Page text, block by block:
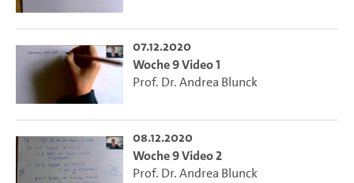
07.12.2020
Woche 9 Video 1
Prof. Dr. Andrea Blunck
08.12.2020
Woche 9 Video 2
Prof. Dr. Andrea Blunck